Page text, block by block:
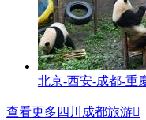
北京-西安-成都-重
查看更多四川成都旅游